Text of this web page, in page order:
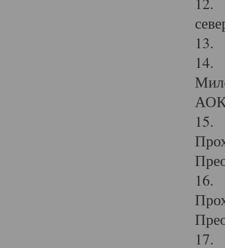
13.
14.
15.
16.
17.